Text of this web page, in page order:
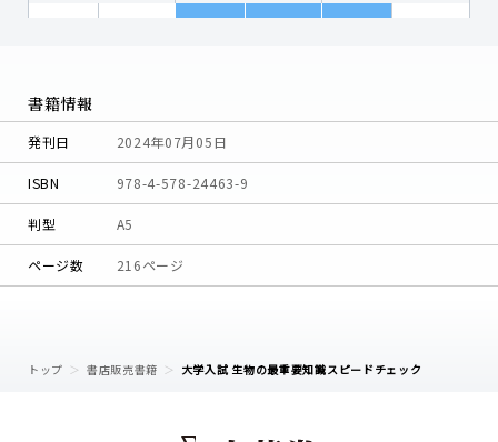
書籍情報
発刊日 2024年07月05日
ISBN 978-4-578-24463-9
判型 A5
ページ数 216ページ
トップ 書店販売書籍 大学入試 生物の最重要知識スピードチェック